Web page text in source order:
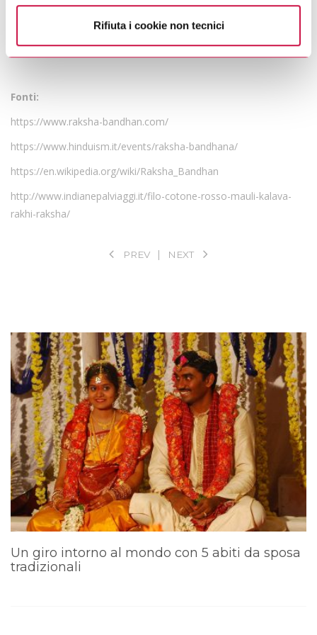
Rifiuta i cookie non tecnici
fiducia che unisce fratelli e sorelle possa essere forte,
indissolubile e durare per sempre.
Fonti:
https://www.raksha-bandhan.com/
https://www.hinduism.it/events/raksha-bandhana/
https://en.wikipedia.org/wiki/Raksha_Bandhan
http://www.indianepalviaggi.it/filo-cotone-rosso-mauli-kalava-
rakhi-raksha/
PREV NEXT
Un giro intorno al mondo con 5 abiti da sposa
tradizionali